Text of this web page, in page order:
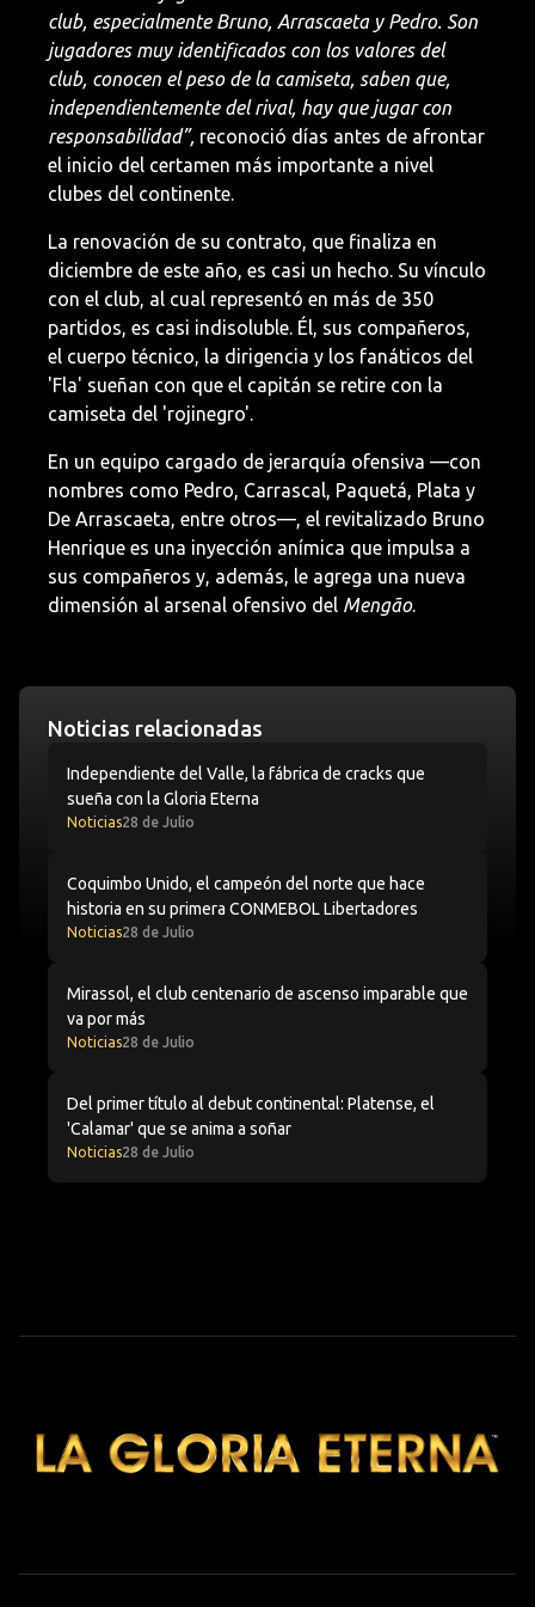
club, especialmente Bruno, Arrascaeta y Pedro. Son
jugadores muy identificados con los valores del
club, conocen el peso de la camiseta, saben que,
independientemente del rival, hay que jugar con
responsabilidad”, reconoció días antes de afrontar
el inicio del certamen más importante a nivel
clubes del continente.
La renovación de su contrato, que finaliza en
diciembre de este año, es casi un hecho. Su vínculo
con el club, al cual representó en más de 350
partidos, es casi indisoluble. Él, sus compañeros,
el cuerpo técnico, la dirigencia y los fanáticos del
'Fla' sueñan con que el capitán se retire con la
camiseta del 'rojinegro'.
En un equipo cargado de jerarquía ofensiva —con
nombres como Pedro, Carrascal, Paquetá, Plata y
De Arrascaeta, entre otros—, el revitalizado Bruno
Henrique es una inyección anímica que impulsa a
sus compañeros y, además, le agrega una nueva
dimensión al arsenal ofensivo del Mengão.
Noticias relacionadas
Independiente del Valle, la fábrica de cracks que
sueña con la Gloria Eterna
Noticias28 de Julio
Coquimbo Unido, el campeón del norte que hace
historia en su primera CONMEBOL Libertadores
Noticias28 de Julio
Mirassol, el club centenario de ascenso imparable que
va por más
Noticias28 de Julio
Del primer título al debut continental: Platense, el
'Calamar' que se anima a soñar
Noticias28 de Julio